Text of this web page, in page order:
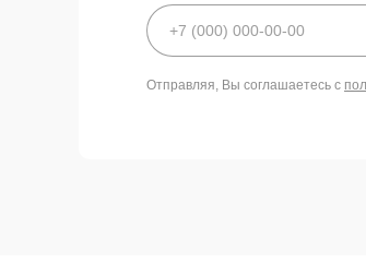
Отправляя, Вы соглашаетесь с